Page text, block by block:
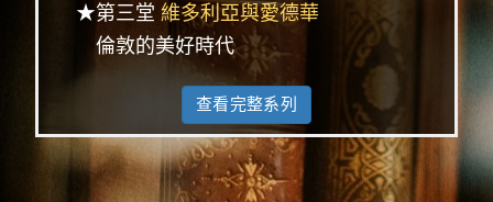
★第三堂 維多利亞與愛德華
倫敦的美好時代
查看完整系列